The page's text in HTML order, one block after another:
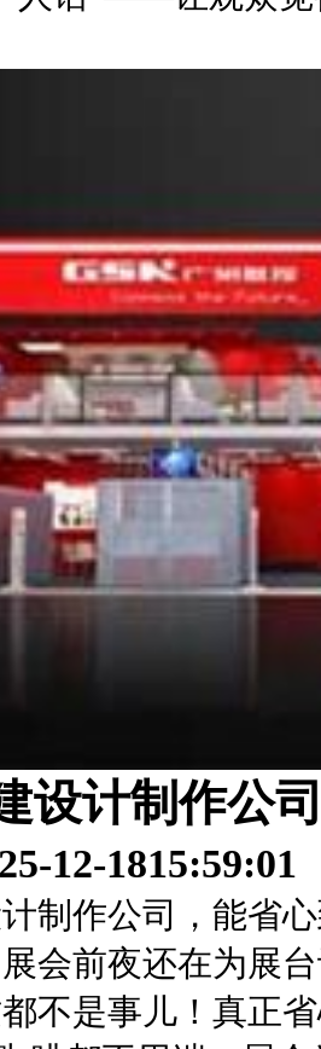
设计制作公
12-1815:59:01
制作公司，能省
会前夜还在为展
不是事儿！真正